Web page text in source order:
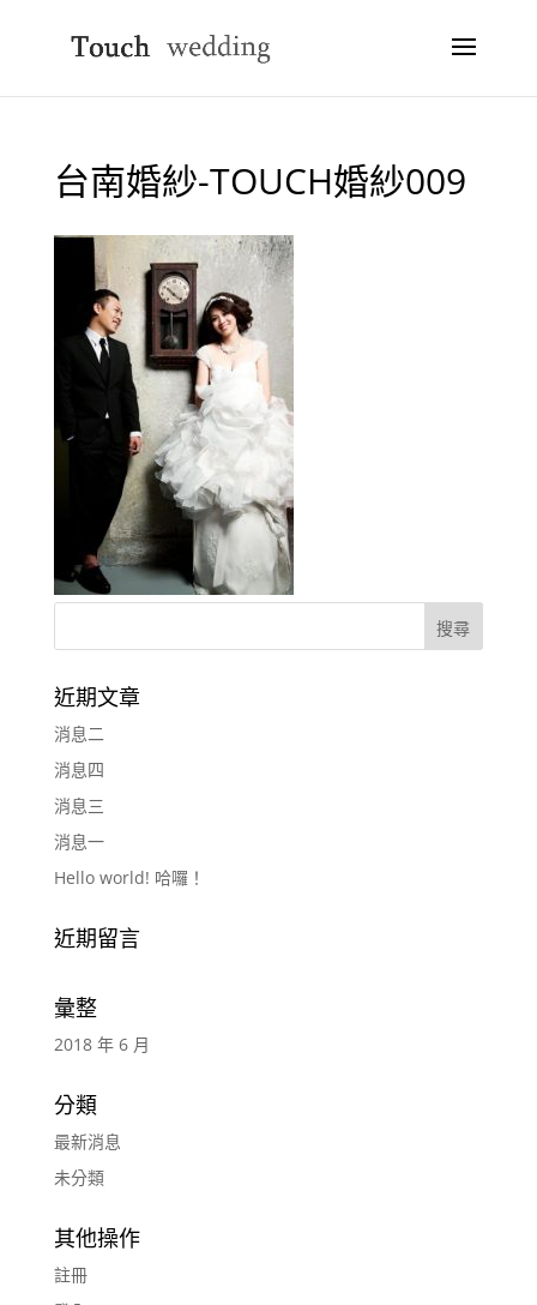
台南婚紗-TOUCH婚紗009
近期文章
消息二
消息四
消息三
消息一
Hello world! 哈囉！
近期留言
彙整
2018 年 6 月
分類
最新消息
未分類
其他操作
註冊